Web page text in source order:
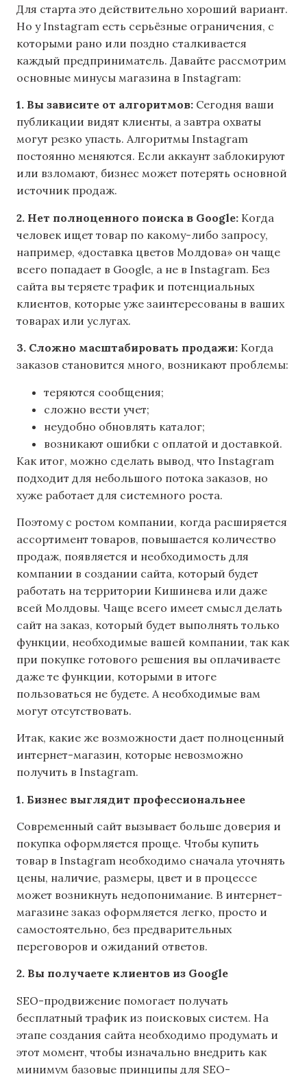
Для старта это действительно хороший вариант.
Но у Instagram есть серьёзные ограничения, с
которыми рано или поздно сталкивается
каждый предприниматель. Давайте рассмотрим
основные минусы магазина в Instagram:
1. Вы зависите от алгоритмов: Сегодня ваши
публикации видят клиенты, а завтра охваты
могут резко упасть. Алгоритмы Instagram
постоянно меняются. Если аккаунт заблокируют
или взломают, бизнес может потерять основной
источник продаж.
2. Нет полноценного поиска в Google: Когда
человек ищет товар по какому-либо запросу,
например, «доставка цветов Молдова» он чаще
всего попадает в Google, а не в Instagram. Без
сайта вы теряете трафик и потенциальных
клиентов, которые уже заинтересованы в ваших
товарах или услугах.
3. Сложно масштабировать продажи: Когда
заказов становится много, возникают проблемы:
теряются сообщения;
сложно вести учет;
неудобно обновлять каталог;
возникают ошибки с оплатой и доставкой.
Как итог, можно сделать вывод, что Instagram
подходит для небольшого потока заказов, но
хуже работает для системного роста.
Поэтому с ростом компании, когда расширяется
ассортимент товаров, повышается количество
продаж, появляется и необходимость для
компании в создании сайта, который будет
работать на территории Кишинева или даже
всей Молдовы. Чаще всего имеет смысл делать
сайт на заказ, который будет выполнять только
функции, необходимые вашей компании, так как
при покупке готового решения вы оплачиваете
даже те функции, которыми в итоге
пользоваться не будете. А необходимые вам
могут отсутствовать.
Итак, какие же возможности дает полноценный
интернет-магазин, которые невозможно
получить в Instagram.
1. Бизнес выглядит профессиональнее
Современный сайт вызывает больше доверия и
покупка оформляется проще. Чтобы купить
товар в Instagram необходимо сначала уточнять
цены, наличие, размеры, цвет и в процессе
может возникнуть недопонимание. В интернет-
магазине заказ оформляется легко, просто и
самостоятельно, без предварительных
переговоров и ожиданий ответов.
2. Вы получаете клиентов из Google
SEO-продвижение помогает получать
бесплатный трафик из поисковых систем. На
этапе создания сайта необходимо продумать и
этот момент, чтобы изначально внедрить как
минимум базовые принципы для SEO-